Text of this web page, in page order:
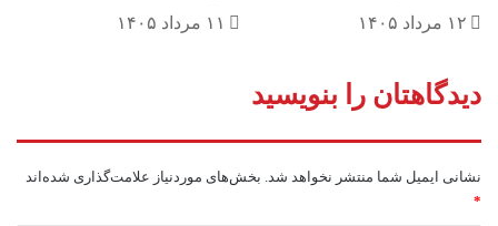
۱۲ مرداد ۱۴۰۵ ۱۱ مرداد ۱۴۰۵
دیدگاهتان را بنویسید
نشانی ایمیل شما منتشر نخواهد شد. بخش‌های موردنیاز علامت‌گذاری شده‌اند
*